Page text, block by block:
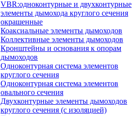
VBR:одноконтурные и двухконтурные
элементы дымохода круглого сечения
окрашенные
Коаксиальные элементы дымоходов
Коллективные элементы дымоходов
Кронштейны и основания к опорам
дымоходов
Одноконтурная система элементов
круглого сечения
Одноконтурная система элементов
овального сечения
Двухконтурные элементы дымоходов
круглого сечения (с изоляцией)